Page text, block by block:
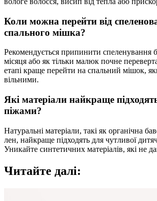
Коли можна перейти від
спального мішка?
Рекомендується припинити спеленування
місяця або як тільки малюк почне
етапі краще перейти на спальний мішок,
вільними.
Які матеріали найкраще
піжами?
Натуральні матеріали, такі як органічна
лен, найкраще підходять для чутливої
Уникайте синтетичних матеріалів, які не
Читайте далі: